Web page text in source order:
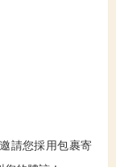
請您採用包裹寄